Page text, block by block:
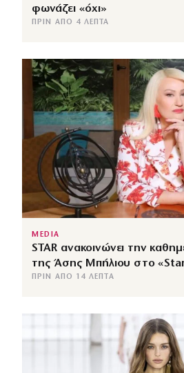
φωνάζει «όχι»
ΠΡΙΝ ΑΠΌ 4 ΛΕΠΤΆ
MEDIA
STAR ανακοινώνει την
της Άσης Μπήλιου στο
ΠΡΙΝ ΑΠΌ 14 ΛΕΠΤΆ